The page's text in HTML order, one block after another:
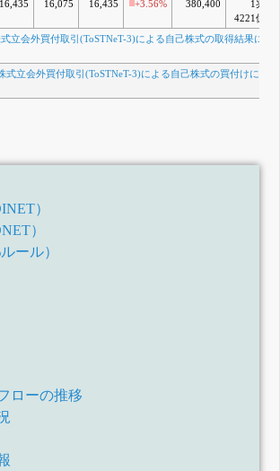
16,435 16,075 16,435 +3.56% 380,400
1兆
4221億
立会外買付取引(ToSTNeT-3)による自己株式の取得結果に関
式立会外買付取引(ToSTNeT-3)による自己株式の買付けに関
）
）
ール）
ローの推移